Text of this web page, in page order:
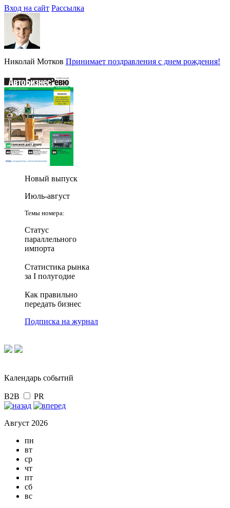
Вход на сайт Рассылка
Николай Мотков Принимает поздравления с днем рождения!
Новый выпуск
Июль-август
Темы номера:
Статус
параллельного
импорта
Статистика рынка
за I полугодие
Как правильно
передать бизнес
Подписка на журнал
Календарь событий
B2B PR
Август 2026
пн
вт
ср
чт
пт
сб
вс